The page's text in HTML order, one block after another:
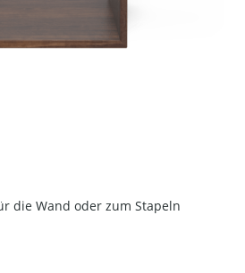
die Wand oder zum Stapeln